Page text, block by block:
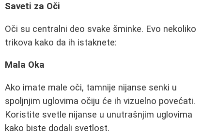
Saveti za Oči
Oči su centralni deo svake šminke. Evo nekoliko
trikova kako da ih istaknete:
Mala Oka
Ako imate male oči, tamnije nijanse senki u
spoljnjim uglovima očiju će ih vizuelno povećati.
Koristite svetle nijanse u unutrašnjim uglovima
kako biste dodali svetlost.